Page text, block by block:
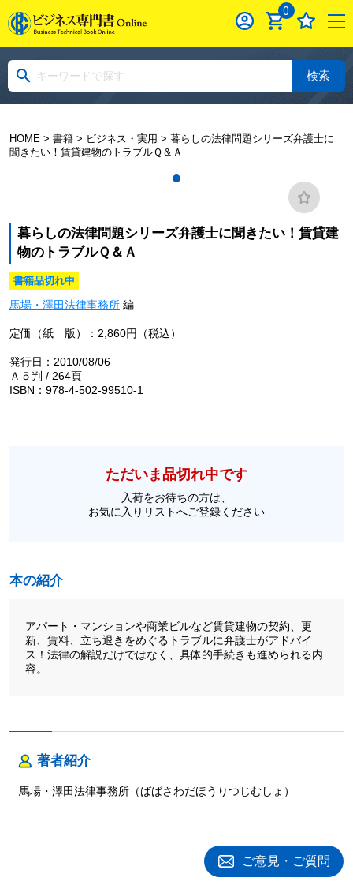
0
検索
HOME> 書籍> ビジネス・実用 > 暮らしの法律問題シリーズ弁護士に
聞きたい！賃貸建物のトラブルＱ＆Ａ
暮らしの法律問題シリーズ弁護士に聞きたい！賃貸建
物のトラブルＱ＆Ａ
書籍品切れ中
馬場・澤田法律事務所編
定価（紙 版）：2,860円（税込）
発行日：2010/08/06
Ａ５判 / 264頁
ISBN：978-4-502-99510-1
ただいま品切れ中です
入荷をお待ちの方は、
お気に入りリストへご登録ください
本の紹介
アパート・マンションや商業ビルなど賃貸建物の契約、更
新、賃料、立ち退きをめぐるトラブルに弁護士がアドバイ
ス！法律の解説だけではなく、具体的手続きも進められる内
容。
著者紹介
馬場・澤田法律事務所（ばばさわだほうりつじむしょ）
ご意見・ご質問